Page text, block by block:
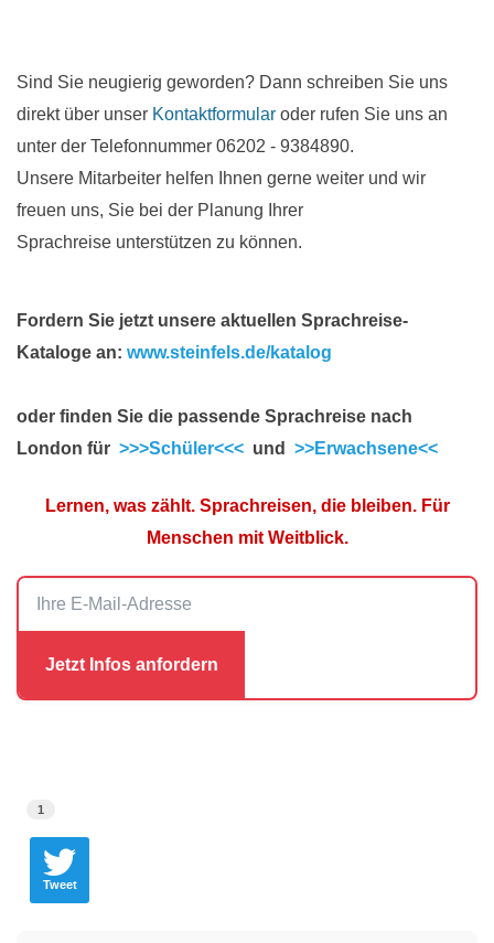
Sind Sie neugierig geworden? Dann schreiben Sie uns
direkt über unser Kontaktformular oder rufen Sie uns an
unter der Telefonnummer 06202 - 9384890.
Unsere Mitarbeiter helfen Ihnen gerne weiter und wir
freuen uns, Sie bei der Planung Ihrer
Sprachreise unterstützen zu können.
Fordern Sie jetzt unsere aktuellen Sprachreise-
Kataloge an: www.steinfels.de/katalog
oder finden Sie die passende Sprachreise nach
London für >>>Schüler<<< und >>Erwachsene<<
Lernen, was zählt. Sprachreisen, die bleiben. Für
Menschen mit Weitblick.
1
Tweet